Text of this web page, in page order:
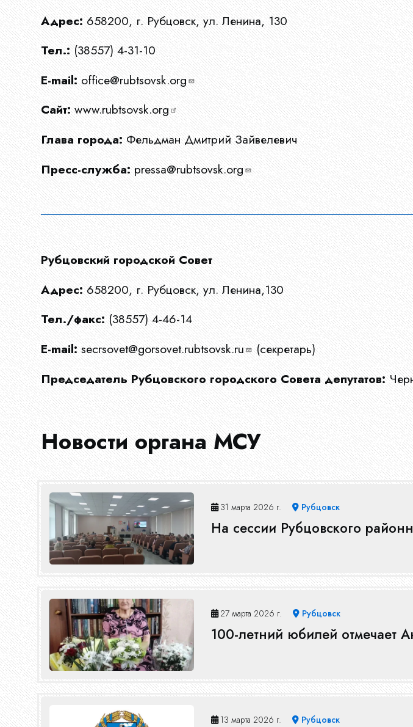
Ограны
МСУ
Документы
Новости
Конкурсы
Эфир
Журнал
Адрес:658200, г. Рубцовск, ул. Ленина, 130
Тел.:(38557) 4-31-10
E-mail: office@rubtsovsk.org
Сайт: www.rubtsovsk.org
Глава города:Фельдман Дмитрий Зайвелевич
Пресс-служба:pressa@rubtsovsk.org
Рубцовский городской Совет
Адрес:658200, г. Рубцовск, ул. Ленина,130
Тел./факс:(38557) 4-46-14
E-mail: secrsovet@gorsovet.rubtsovsk.ru (секретарь)
Председатель Рубцовского городского Совета депутатов:
Новости органа МСУ
31 марта 2026 г. Рубцовск
На сессии Рубцовского
27 марта 2026 г. Рубцовск
100-летний юбилей отмечает
13 марта 2026 г. Рубцовск